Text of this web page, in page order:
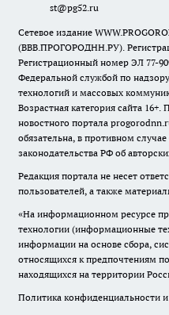
st@pg52.ru
Сетевое издание
(ВВВ.ПРОГОРОДНН.РУ).
Регистрационный номер ЭЛ 77-
Федеральной службой по
технологий и массовых
Возрастная категория сайта
новостного портала
обязательна, в противном
законодательства РФ об
Редакция портала не несет
пользователей, а также
«На информационном ресурсе
технологии (информационные
информации на основе сбора,
относящихся к предпочтениям
находящихся на территории
Политика конфиденциальности